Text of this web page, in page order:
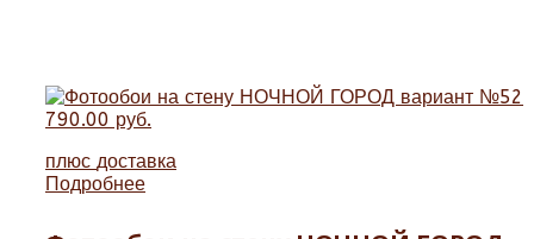
790.00 руб.
плюс доставка
Подробнее